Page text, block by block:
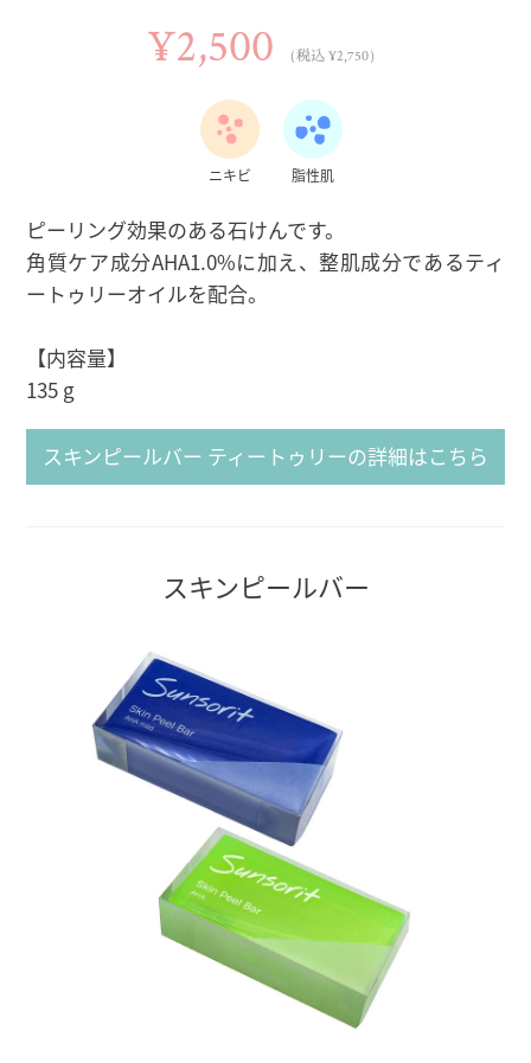
¥2,500 （税込 ¥2,750）
ニキビ 脂性肌
ピーリング効果のある石けんです。
角質ケア成分AHA1.0%に加え、整肌成分であるティ
ートゥリーオイルを配合。
【内容量】
135 g
スキンピールバー ティートゥリーの詳細はこちら
スキンピールバー